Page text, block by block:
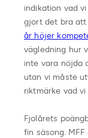
indikation vad
gjort det bra att
år höjer
vägledning hur
inte vara nöjda
utan vi måste
riktmärke vad
Fjolårets
fin säsong.